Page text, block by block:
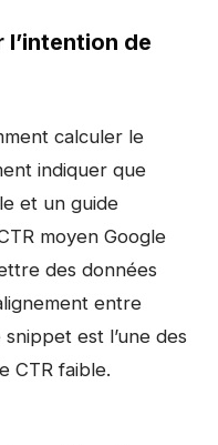
de
calculer le
indiquer que
et un guide
moyen Google
des données
entre
est l’une des
CTR faible.